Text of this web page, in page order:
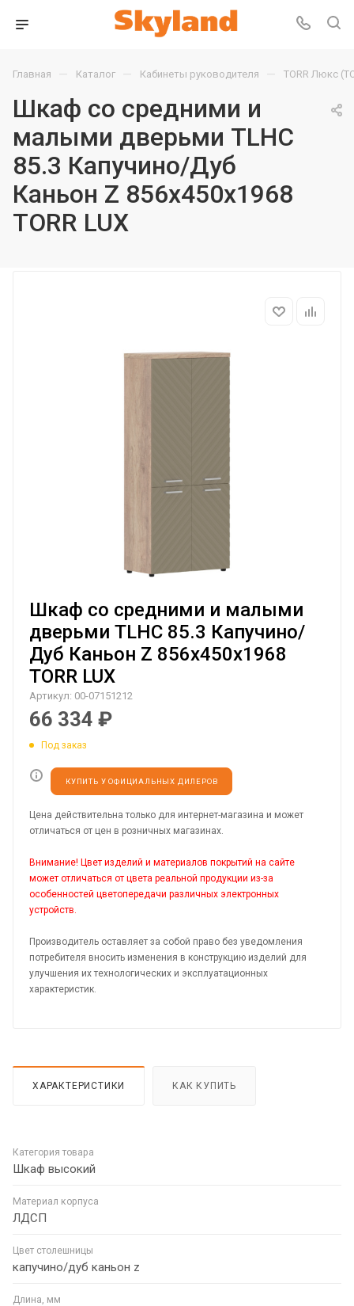
Главная — Каталог — Кабинеты руководителя — TORR Люкс
Шкаф со средними и
малыми дверьми TLHC
85.3 Капучино/Дуб
Каньон Z 856х450х1968
TORR LUX
Шкаф со средними и малыми
дверьми TLHC 85.3 Капучино/
Дуб Каньон Z 856х450х1968
TORR LUX
Артикул: 00-07151212
66 334 ₽
Под заказ
КУПИТЬ У ОФИЦИАЛЬНЫХ ДИЛЕРОВ
Цена действительна только для интернет-магазина и может
отличаться от цен в розничных магазинах.
Внимание! Цвет изделий и материалов покрытий на сайте
может отличаться от цвета реальной продукции из-за
особенностей цветопередачи различных электронных
устройств.
Производитель оставляет за собой право без уведомления
потребителя вносить изменения в конструкцию изделий для
улучшения их технологических и эксплуатационных
характеристик.
ХАРАКТЕРИСТИКИ КАК КУПИТЬ
Категория товара
Шкаф высокий
Материал корпуса
ЛДСП
Цвет столешницы
капучино/дуб каньон z
Длина, мм